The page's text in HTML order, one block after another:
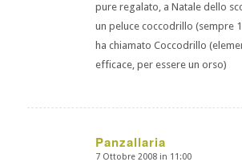
pure regalato, a Natale dello
un peluce coccodrillo (sempre
ha chiamato Coccodrillo
efficace, per essere un orso)
Panzallaria
dice:
7 Ottobre 2008 in 11:00